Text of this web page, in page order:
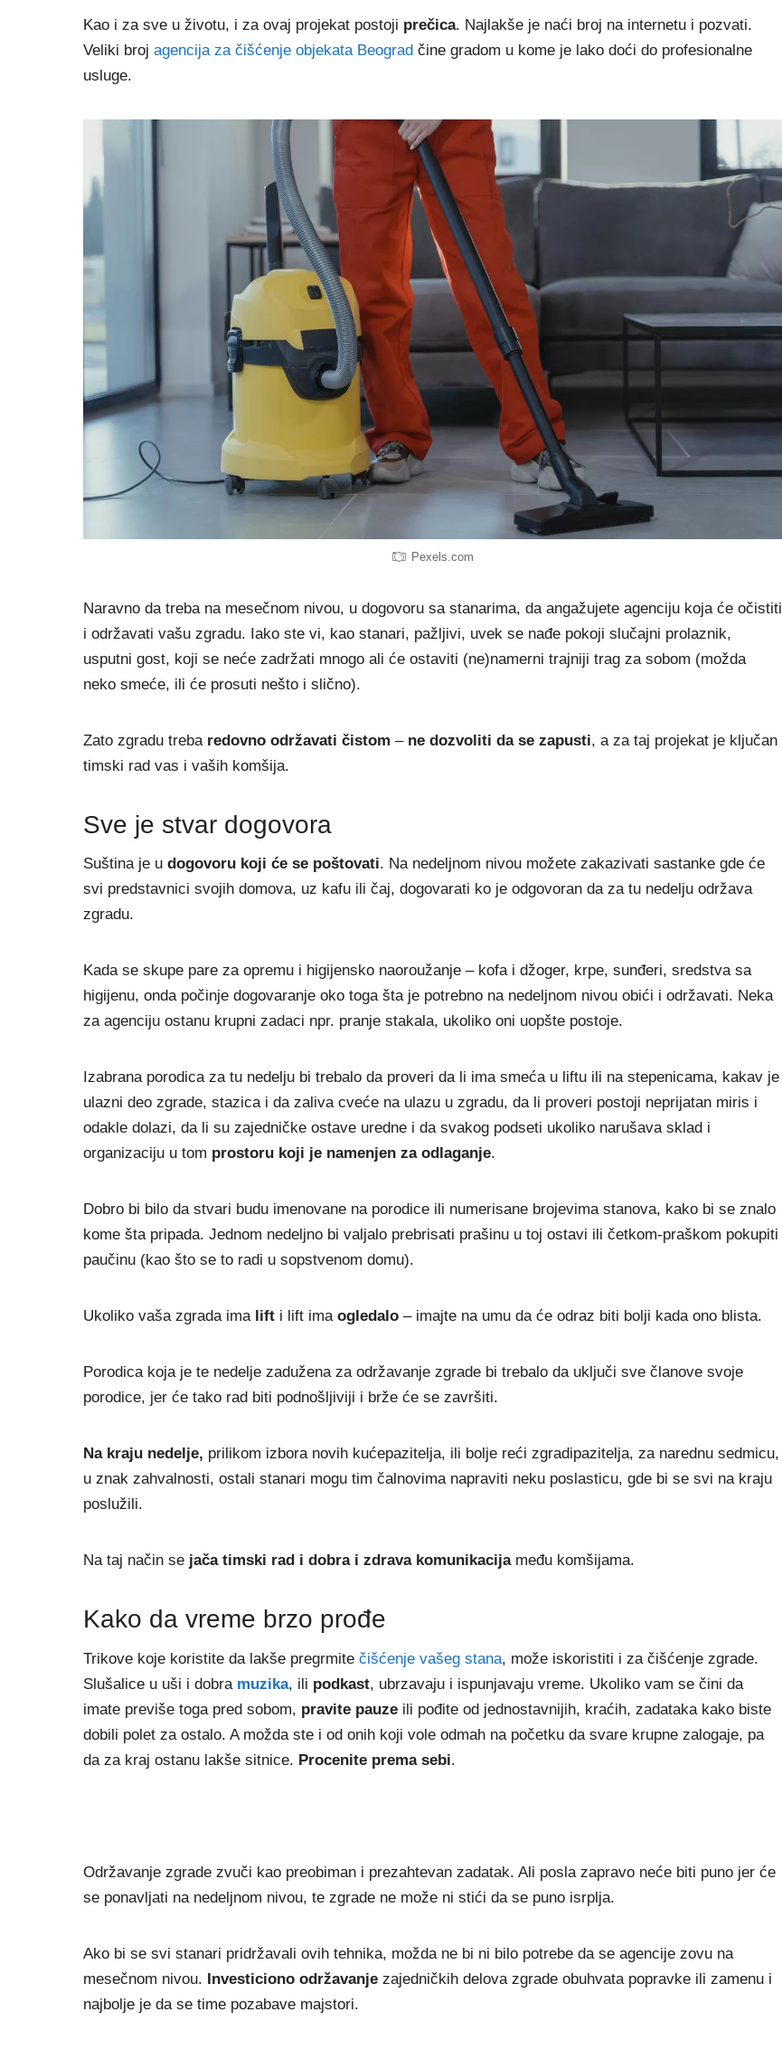
Kao i za sve u životu, i za ovaj projekat postoji prečica. Najlakše je naći broj na internetu i pozvati.
Veliki broj agencija za čišćenje objekata Beograd čine gradom u kome je lako doći do profesionalne
usluge.
Pexels.com
Naravno da treba na mesečnom nivou, u dogovoru sa stanarima, da angažujete agenciju koja će očistiti
i održavati vašu zgradu. Iako ste vi, kao stanari, pažljivi, uvek se nađe pokoji slučajni prolaznik,
usputni gost, koji se neće zadržati mnogo ali će ostaviti (ne)namerni trajniji trag za sobom (možda
neko smeće, ili će prosuti nešto i slično).
Zato zgradu treba redovno održavati čistom – ne dozvoliti da se zapusti, a za taj projekat je ključan
timski rad vas i vaših komšija.
Sve je stvar dogovora
Suština je u dogovoru koji će se poštovati. Na nedeljnom nivou možete zakazivati sastanke gde će
svi predstavnici svojih domova, uz kafu ili čaj, dogovarati ko je odgovoran da za tu nedelju održava
zgradu.
Kada se skupe pare za opremu i higijensko naoroužanje – kofa i džoger, krpe, sunđeri, sredstva sa
higijenu, onda počinje dogovaranje oko toga šta je potrebno na nedeljnom nivou obići i održavati. Neka
za agenciju ostanu krupni zadaci npr. pranje stakala, ukoliko oni uopšte postoje.
Izabrana porodica za tu nedelju bi trebalo da proveri da li ima smeća u liftu ili na stepenicama, kakav je
ulazni deo zgrade, stazica i da zaliva cveće na ulazu u zgradu, da li proveri postoji neprijatan miris i
odakle dolazi, da li su zajedničke ostave uredne i da svakog podseti ukoliko narušava sklad i
organizaciju u tom prostoru koji je namenjen za odlaganje.
Dobro bi bilo da stvari budu imenovane na porodice ili numerisane brojevima stanova, kako bi se znalo
kome šta pripada. Jednom nedeljno bi valjalo prebrisati prašinu u toj ostavi ili četkom-praškom pokupiti
paučinu (kao što se to radi u sopstvenom domu).
Ukoliko vaša zgrada ima lift i lift ima ogledalo – imajte na umu da će odraz biti bolji kada ono blista.
Porodica koja je te nedelje zadužena za održavanje zgrade bi trebalo da uključi sve članove svoje
porodice, jer će tako rad biti podnošljiviji i brže će se završiti.
Na kraju nedelje, prilikom izbora novih kućepazitelja, ili bolje reći zgradipazitelja, za narednu sedmicu,
u znak zahvalnosti, ostali stanari mogu tim čalnovima napraviti neku poslasticu, gde bi se svi na kraju
poslužili.
Na taj način se jača timski rad i dobra i zdrava komunikacijameđu komšijama.
Kako da vreme brzo prođe
Trikove koje koristite da lakše pregrmite čišćenje vašeg stana, može iskoristiti i za čišćenje zgrade.
Slušalice u uši i dobra muzika, ili podkast, ubrzavaju i ispunjavaju vreme. Ukoliko vam se čini da
imate previše toga pred sobom, pravite pauze ili pođite od jednostavnijih, kraćih, zadataka kako biste
dobili polet za ostalo. A možda ste i od onih koji vole odmah na početku da svare krupne zalogaje, pa
da za kraj ostanu lakše sitnice. Procenite prema sebi.
Održavanje zgrade zvuči kao preobiman i prezahtevan zadatak. Ali posla zapravo neće biti puno jer će
se ponavljati na nedeljnom nivou, te zgrade ne može ni stići da se puno isrplja.
Ako bi se svi stanari pridržavali ovih tehnika, možda ne bi ni bilo potrebe da se agencije zovu na
mesečnom nivou. Investiciono održavanje zajedničkih delova zgrade obuhvata popravke ili zamenu i
najbolje je da se time pozabave majstori.